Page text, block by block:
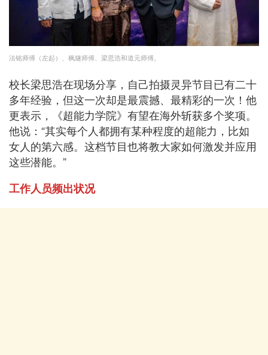
法铭师傅（左起）、枫燧师傅、梁思浩和道元师傅。
校长梁思浩在现场分享，自己拍摄灵异节目已有二十
多年经验，但这一次却是最震撼、最精彩的一次！他
更表示，《超能力学院》有望在海外斩获多个奖项。
他说：“其实每个人都拥有某种程度的超能力，比如
女人的第六感。这档节目也将教大家如何激发并应用
这些潜能。”
工作人员频出状况